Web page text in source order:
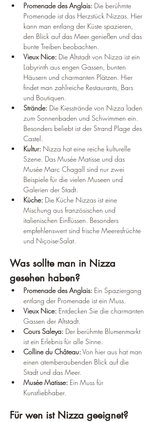
Promenade des Anglais: Die berühmte
Promenade ist das Herzstück Nizzas. Hier
kann man entlang der Küste spazieren,
den Blick auf das Meer genießen und das
bunte Treiben beobachten.
Vieux Nice: Die Altstadt von Nizza ist ein
Labyrinth aus engen Gassen, bunten
Häusern und charmanten Plätzen. Hier
findet man zahlreiche Restaurants, Bars
und Boutiquen.
Strände: Die Kiesstrände von Nizza laden
zum Sonnenbaden und Schwimmen ein.
Besonders beliebt ist der Strand Plage des
Castel.
Kultur: Nizza hat eine reiche kulturelle
Szene. Das Musée Matisse und das
Musée Marc Chagall sind nur zwei
Beispiele für die vielen Museen und
Galerien der Stadt.
Küche: Die Küche Nizzas ist eine
Mischung aus französischen und
italienischen Einflüssen. Besonders
empfehlenswert sind frische Meeresfrüchte
und Niçoise-Salat.
Was sollte man in Nizza
gesehen haben?
Promenade des Anglais: Ein Spaziergang
entlang der Promenade ist ein Muss.
Vieux Nice: Entdecken Sie die charmanten
Gassen der Altstadt.
Cours Saleya: Der berühmte Blumenmarkt
ist ein Erlebnis für alle Sinne.
Colline du Château: Von hier aus hat man
einen atemberaubenden Blick auf die
Stadt und das Meer.
Musée Matisse: Ein Muss für
Kunstliebhaber.
Für wen ist Nizza geeignet?